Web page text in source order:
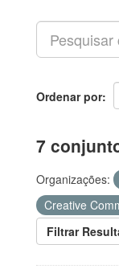
Ordenar por
7
Organizações:
Creative
Filtrar